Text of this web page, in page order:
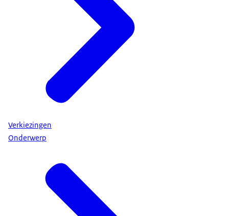
Verkiezingen
Onderwerp